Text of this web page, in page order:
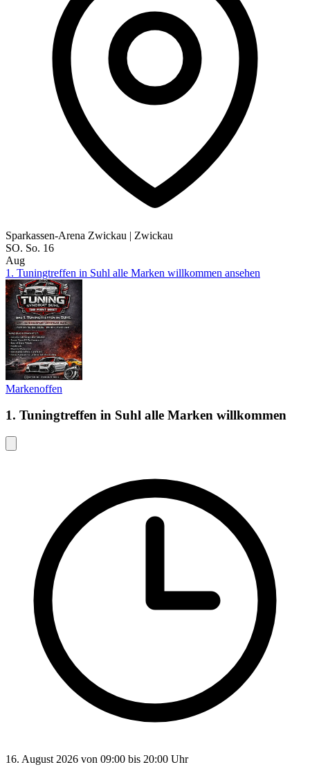
Sparkassen-Arena Zwickau | Zwickau
SO. So. 16
Aug
1. Tuningtreffen in Suhl alle Marken willkommen ansehen
Markenoffen
1. Tuningtreffen in Suhl alle Marken willkommen
16. August 2026 von 09:00 bis 20:00 Uhr